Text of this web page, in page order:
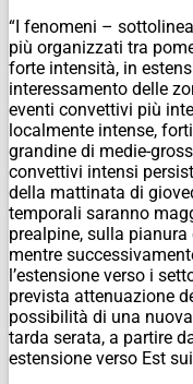
“I fenomeni –
più organizzati tra
forte intensità, in
interessamento delle
eventi convettivi più
localmente intense,
grandine di medie-
convettivi intensi
della mattinata di
temporali saranno
prealpine, sulla pianura
mentre
l’estensione verso i
prevista attenuazione
possibilità di una
tarda serata, a partire
estensione verso Est